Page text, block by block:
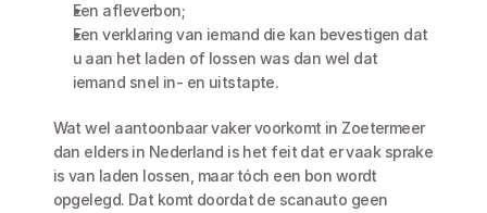
Een afleverbon;
Een verklaring van iemand die kan bevestigen dat
u aan het laden of lossen was dan wel dat
iemand snel in- en uitstapte.
Wat wel aantoonbaar vaker voorkomt in Zoetermeer
dan elders in Nederland is het feit dat er vaak sprake
is van laden lossen, maar tóch een bon wordt
opgelegd. Dat komt doordat de scanauto geen